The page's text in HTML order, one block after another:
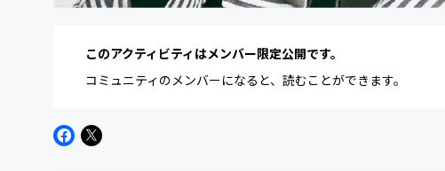
このアクティビティはメンバー限定公開です。
コミュニティのメンバーになると、読むことができます。